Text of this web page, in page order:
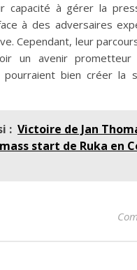
capacité à gérer la
à des adversaires
Cependant, leur
un avenir
pourraient bien créer la
: Victoire de Jan
start de Ruka en